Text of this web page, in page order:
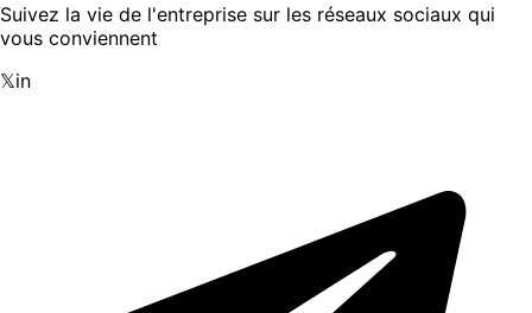
Suivez la vie de l'entreprise sur les réseaux sociaux qui
vous conviennent
𝕏in